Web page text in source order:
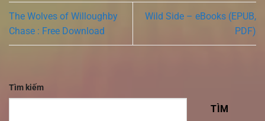
The Wolves of Willoughby
Chase : Free Download
Wild Side – eBooks (EPUB,
PDF)
Tìm kiếm
TÌM